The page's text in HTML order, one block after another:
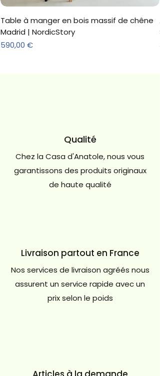
Table à manger en bois massif de chêne
Madrid | NordicStory
Prix
590,00 €
Qualité
Chez la Casa d'Anatole, nous vous
garantissons des produits originaux
de haute qualité
Livraison partout en France
Nos services de livraison agréés nous
assurent un service rapide avec un
prix selon le poids